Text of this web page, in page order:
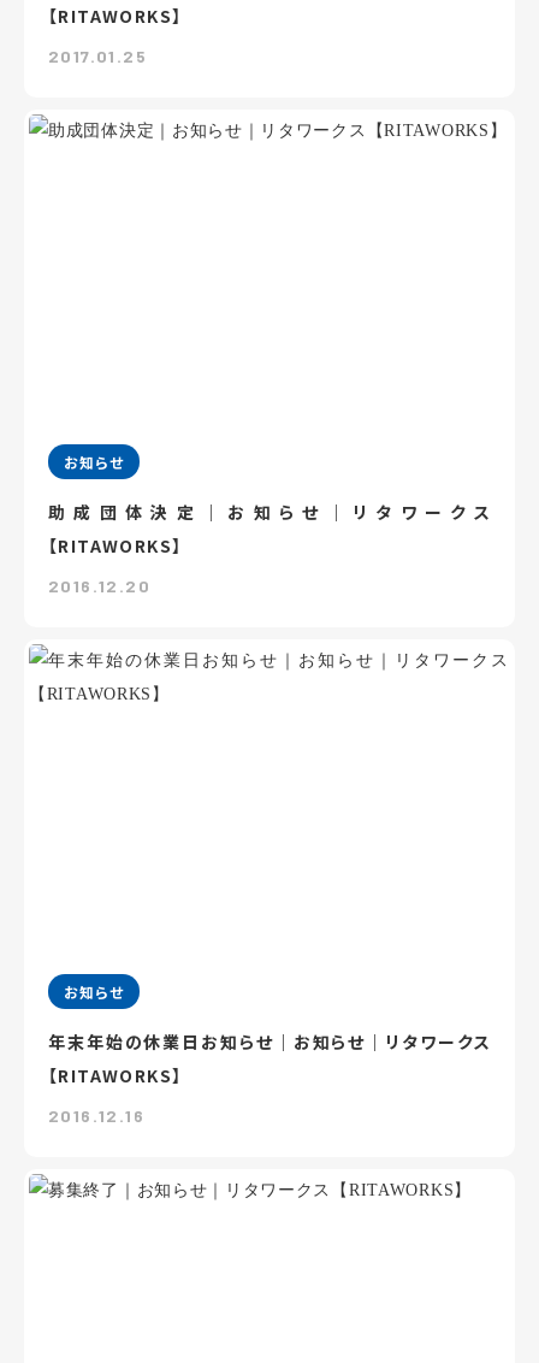
【RITAWORKS】
2017.01.25
お知らせ
助成団体決定｜お知らせ｜リタワークス
【RITAWORKS】
2016.12.20
お知らせ
年末年始の休業日お知らせ｜お知らせ｜リタワークス
【RITAWORKS】
2016.12.16